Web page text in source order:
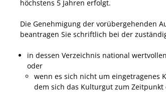
höchstens 5 Jahren erfolgt.
Die Genehmigung der vorübergehenden
beantragen Sie schriftlich bei der
in dessen Verzeichnis national
oder
wenn es sich nicht um eingetragenes
dem sich das Kulturgut zum